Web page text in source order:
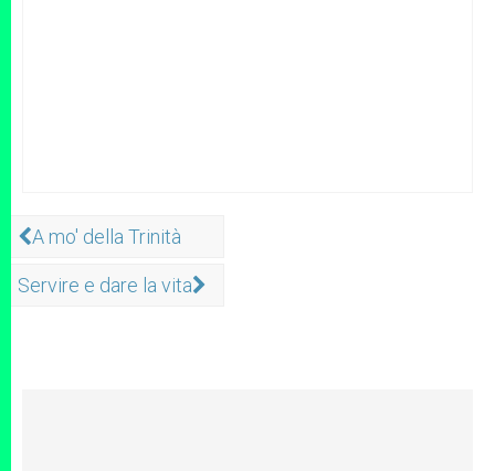
A mo' della Trinità
Servire e dare la vita